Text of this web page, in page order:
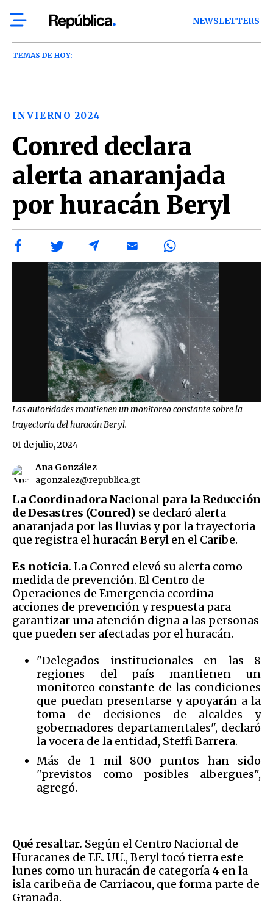
NEWSLETTERS
TEMAS DE HOY:
INVIERNO 2024
Conred declara
alerta anaranjada
por huracán Beryl
Las autoridades mantienen un monitoreo constante sobre la
trayectoria del huracán Beryl.
Ana González
agonzalez@republica.gt
01 de julio, 2024
La Coordinadora Nacional para la Reducción
de Desastres (Conred) se declaró alerta
anaranjada por las lluvias y por la trayectoria
que registra el huracán Beryl en el Caribe.
Es noticia. La Conred elevó su alerta como
medida de prevención. El Centro de
Operaciones de Emergencia ccordina
acciones de prevención y respuesta para
garantizar una atención digna a las personas
que pueden ser afectadas por el huracán.
"Delegados institucionales en las 8
regiones del país mantienen un
monitoreo constante de las condiciones
que puedan presentarse y apoyarán a la
toma de decisiones de alcaldes y
gobernadores departamentales", declaró
la vocera de la entidad, Steffi Barrera.
Más de 1 mil 800 puntos han sido
"previstos como posibles albergues",
agregó.
Qué resaltar. Según el Centro Nacional de
Huracanes de EE. UU., Beryl tocó tierra este
lunes como un huracán de categoría 4 en la
isla caribeña de Carriacou, que forma parte de
Granada.